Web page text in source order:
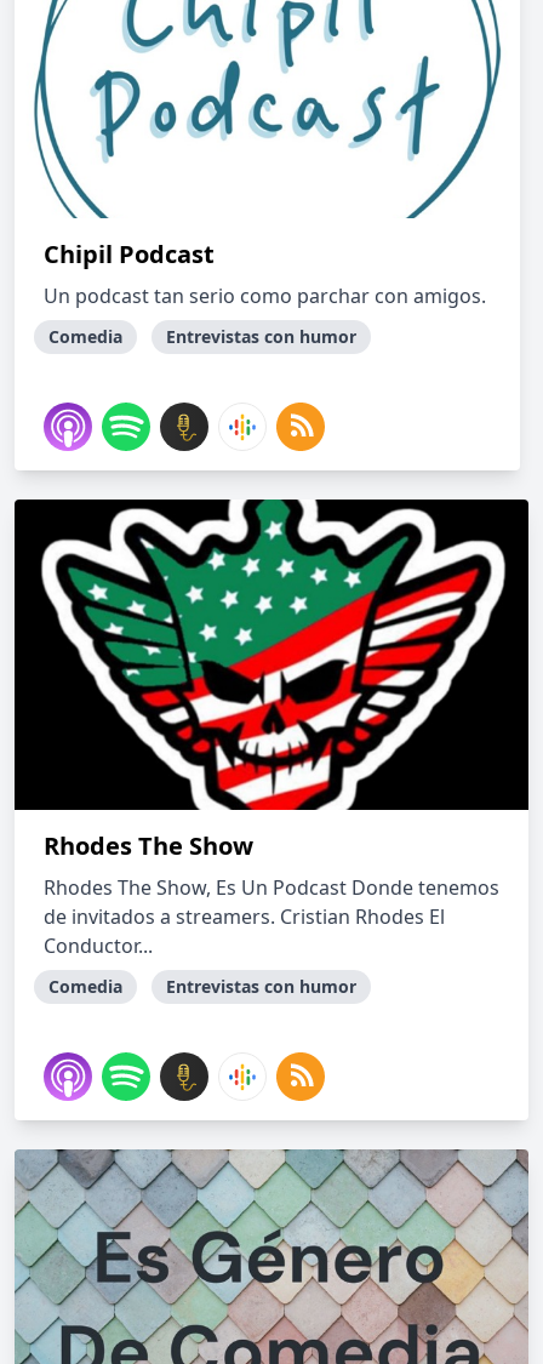
Chipil Podcast
Un podcast tan serio como parchar con amigos.
Comedia Entrevistas con humor
Rhodes The Show
Rhodes The Show, Es Un Podcast Donde tenemos
de invitados a streamers. Cristian Rhodes El
Conductor...
Comedia Entrevistas con humor